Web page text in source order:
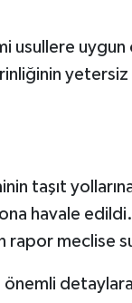
usullere uygun
yetersiz
taşıt
havale
rapor meclise
önemli